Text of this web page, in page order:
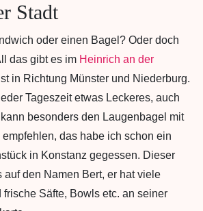
Stadt
oder einen Bagel? Oder doch
das gibt es im Heinrich an der
in Richtung Münster und Niederburg.
Tageszeit etwas Leckeres, auch
besonders den Laugenbagel mit
das habe ich schon ein
in Konstanz gegessen. Dieser
auf den Namen Bert, er hat viele
frische Säfte, Bowls etc. an seiner